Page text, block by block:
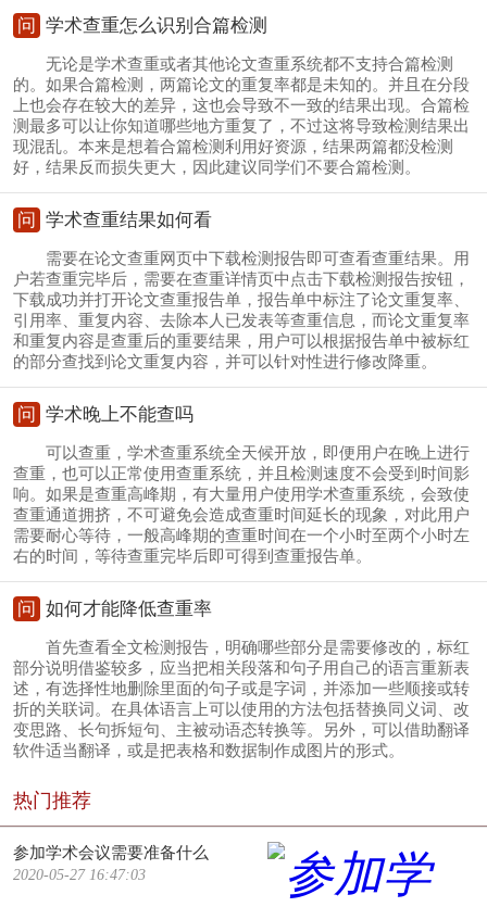
问 学术查重怎么识别合篇检测
无论是学术查重或者其他论文查重系统都不支持合篇检测
的。如果合篇检测，两篇论文的重复率都是未知的。并且在分段
上也会存在较大的差异，这也会导致不一致的结果出现。合篇检
测最多可以让你知道哪些地方重复了，不过这将导致检测结果出
现混乱。本来是想着合篇检测利用好资源，结果两篇都没检测
好，结果反而损失更大，因此建议同学们不要合篇检测。
问 学术查重结果如何看
需要在论文查重网页中下载检测报告即可查看查重结果。用
户若查重完毕后，需要在查重详情页中点击下载检测报告按钮，
下载成功并打开论文查重报告单，报告单中标注了论文重复率、
引用率、重复内容、去除本人已发表等查重信息，而论文重复率
和重复内容是查重后的重要结果，用户可以根据报告单中被标红
的部分查找到论文重复内容，并可以针对性进行修改降重。
问 学术晚上不能查吗
可以查重，学术查重系统全天候开放，即便用户在晚上进行
查重，也可以正常使用查重系统，并且检测速度不会受到时间影
响。如果是查重高峰期，有大量用户使用学术查重系统，会致使
查重通道拥挤，不可避免会造成查重时间延长的现象，对此用户
需要耐心等待，一般高峰期的查重时间在一个小时至两个小时左
右的时间，等待查重完毕后即可得到查重报告单。
问 如何才能降低查重率
首先查看全文检测报告，明确哪些部分是需要修改的，标红
部分说明借鉴较多，应当把相关段落和句子用自己的语言重新表
述，有选择性地删除里面的句子或是字词，并添加一些顺接或转
折的关联词。在具体语言上可以使用的方法包括替换同义词、改
变思路、长句拆短句、主被动语态转换等。另外，可以借助翻译
软件适当翻译，或是把表格和数据制作成图片的形式。
热门推荐
参加学术会议需要准备什么
2020-05-27 16:47:03